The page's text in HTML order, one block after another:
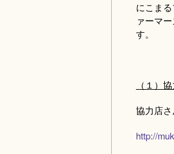
にこま
ァーマ
す。
（１）
協力店
http://